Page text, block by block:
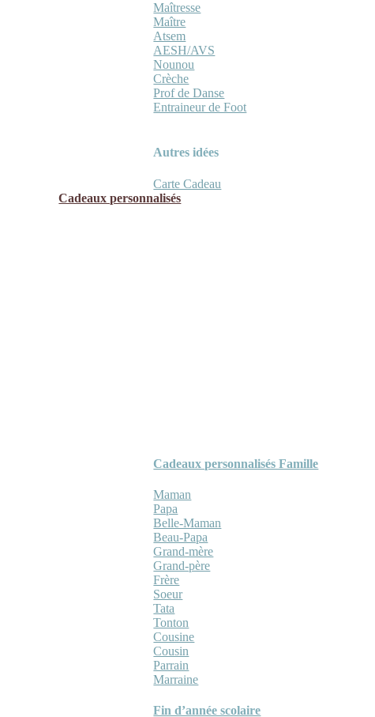
Maîtresse
Maître
Atsem
AESH/AVS
Nounou
Crèche
Prof de Danse
Entraineur de Foot
Autres idées
Carte Cadeau
Cadeaux personnalisés
Cadeaux personnalisés Famille
Maman
Papa
Belle-Maman
Beau-Papa
Grand-mère
Grand-père
Frère
Soeur
Tata
Tonton
Cousine
Cousin
Parrain
Marraine
Fin d’année scolaire